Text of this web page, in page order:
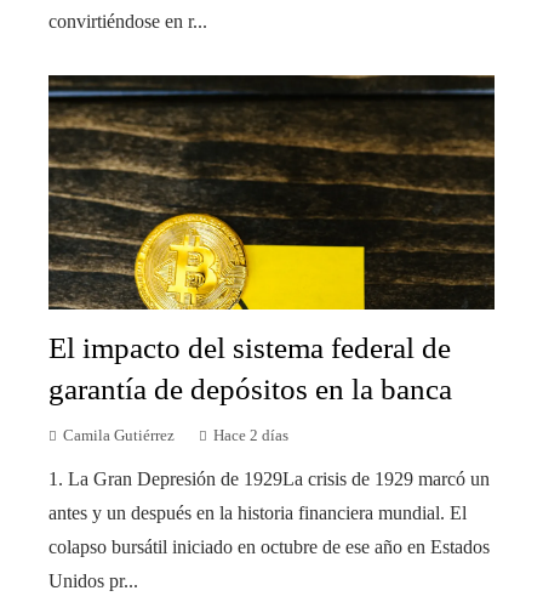
convirtiéndose en r...
El impacto del sistema federal de
garantía de depósitos en la banca
Camila Gutiérrez Hace 2 días
1. La Gran Depresión de 1929La crisis de 1929 marcó un
antes y un después en la historia financiera mundial. El
colapso bursátil iniciado en octubre de ese año en Estados
Unidos pr...